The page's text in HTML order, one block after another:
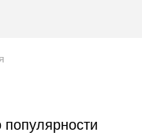
популярности